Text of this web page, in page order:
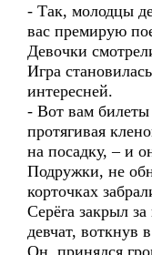
- Так, молодцы
вас премирую
Девочки
Игра
интересней.
- Вот вам билеты
протягивая
на посадку, – и
Подружки, не
корточках
Серёга закрыл
девчат, воткнув
Он принялся